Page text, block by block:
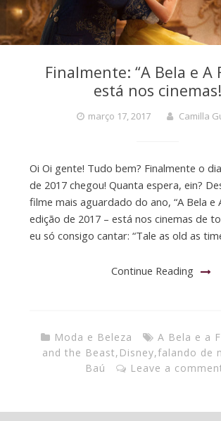
Finalmente: “A Bela e A
está nos cinemas!
março 17, 2017 Camilla
Oi Oi gente! Tudo bem? Finalmente o
de 2017 chegou! Quanta espera, ein?
filme mais aguardado do ano, “A Bela e
edição de 2017 – está nos cinemas de
eu só consigo cantar: “Tale as old as
Continue Reading
Moda e Beleza A Bela e a
and the Beast, Disney,falando de
Baú
Leave a